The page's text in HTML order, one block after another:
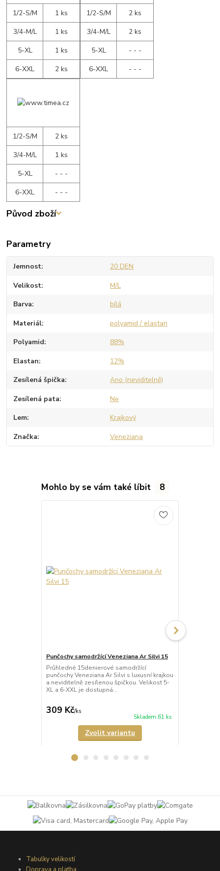
1/2-S/M
1 ks
3/4-M/L
1 ks
5-XL
1 ks
6-XXL
2 ks
1/2-S/M
2 ks
3/4-M/L
2 ks
5-XL
- - -
6-XXL
- - -
1/2-S/M
2 ks
3/4-M/L
1 ks
5-XL
- - -
6-XXL
- - -
Původ zboží
Parametry
Jemnost 20 DEN
Velikost M/L
Barva bílá
Materiál polyamid / elastan
Polyamid 88%
Elastan 12%
Zesílená špička Ano (neviditelně)
Zesílená pata Ne
Lem Krajkový
Značka Veneziana
Mohlo by se vám také líbit 8
Punčochy samodržící Veneziana Ar Silvi 15
Průhledné 15denierové samodržící
punčochy Veneziana Ar Silvi s luxusní krajkou
a neviditelně zesílenou špičkou. Velikost 5-
XL a 6-XXL je dostupná...
309 Kč/ks
Skladem 61 ks
Zvolit variantu
Tabulky velikostí